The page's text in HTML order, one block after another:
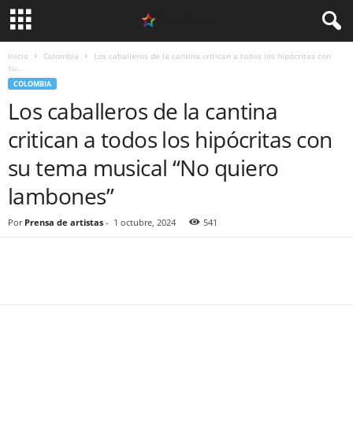
Inicio Colombia
Los caballeros de la cantina critican a todos los hipócritas con
su...
COLOMBIA
Los caballeros de la cantina
critican a todos los hipócritas con
su tema musical “No quiero
lambones”
Por Prensa de artistas - 1 octubre, 2024 541